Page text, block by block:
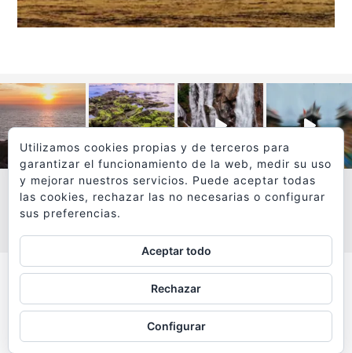
VER MÁS
Todos los textos y fotografías de
www.viajesyfotografia.comson propiedad de su autor
y están protegidos por © Copyright
Utilizamos cookies propias y de terceros para
garantizar el funcionamiento de la web, medir su uso
y mejorar nuestros servicios. Puede aceptar todas
las cookies, rechazar las no necesarias o configurar
sus preferencias.
Aceptar todo
Rechazar
Configurar